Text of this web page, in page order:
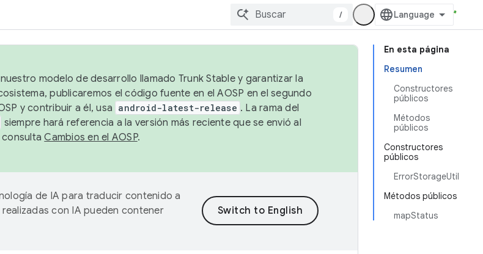
/
En esta página
Resumen
Constructores
públicos
Métodos
públicos
Constructores
públicos
ErrorStorageUtil
Métodos públicos
mapStatus
modelo de desarrollo llamado Trunk Stable y garantizar la
publicaremos el código fuente en el AOSP en el segundo
y contribuir a él, usa android-latest-release . La rama del
siempre hará referencia a la versión más reciente que se envió al
consultaCambios en el AOSP.
de IA para traducir contenido a
con IA pueden contener